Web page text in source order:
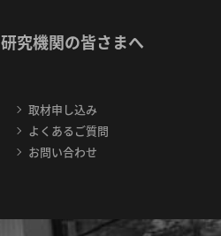
研究機関の皆さまへ
取材申し込み
よくあるご質問
お問い合わせ